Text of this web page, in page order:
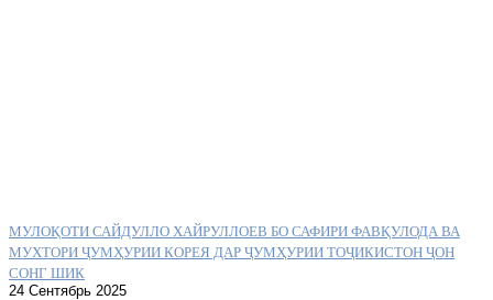
МУЛОҚОТИ САЙДУЛЛО ХАЙРУЛЛОЕВ БО САФИРИ ФАВҚУЛОДА ВА
МУХТОРИ ҶУМҲУРИИ КОРЕЯ ДАР ҶУМҲУРИИ ТОҶИКИСТОН ҶОН
СОНГ ШИК
24 Сентябрь 2025